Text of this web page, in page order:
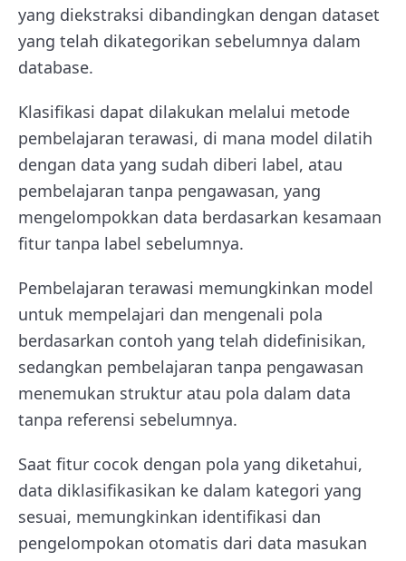
yang diekstraksi dibandingkan dengan dataset
yang telah dikategorikan sebelumnya dalam
database.
Klasifikasi dapat dilakukan melalui metode
pembelajaran terawasi, di mana model dilatih
dengan data yang sudah diberi label, atau
pembelajaran tanpa pengawasan, yang
mengelompokkan data berdasarkan kesamaan
fitur tanpa label sebelumnya.
Pembelajaran terawasi memungkinkan model
untuk mempelajari dan mengenali pola
berdasarkan contoh yang telah didefinisikan,
sedangkan pembelajaran tanpa pengawasan
menemukan struktur atau pola dalam data
tanpa referensi sebelumnya.
Saat fitur cocok dengan pola yang diketahui,
data diklasifikasikan ke dalam kategori yang
sesuai, memungkinkan identifikasi dan
pengelompokan otomatis dari data masukan